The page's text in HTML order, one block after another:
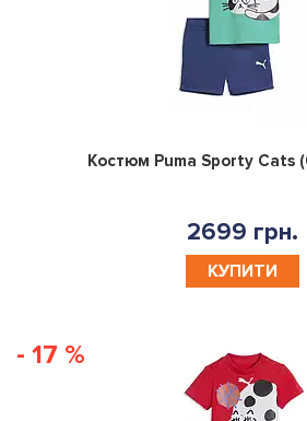
Костюм Puma Sporty Cats
2699 грн.
КУПИТИ
- 17 %